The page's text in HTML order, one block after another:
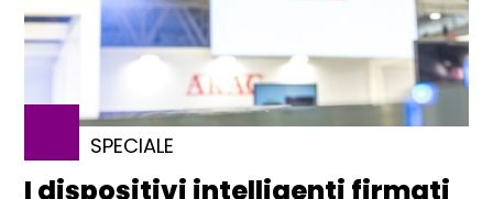
SPECIALE
I dispositivi intelligenti firmati